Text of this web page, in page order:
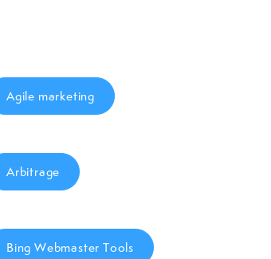
Agile marketing
Arbitrage
Bing Webmaster Tools